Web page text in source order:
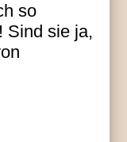
so
Sind sie ja,